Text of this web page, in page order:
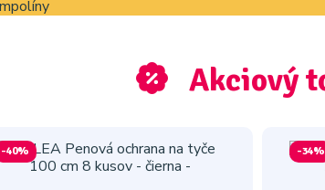
Akciový
-40% -34%